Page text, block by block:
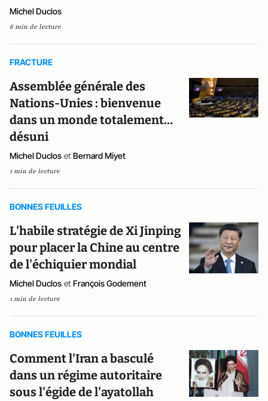
Michel Duclos
6 min de lecture
FRACTURE
Assemblée générale des
Nations-Unies : bienvenue
dans un monde totalement…
désuni
Michel Duclos et Bernard Miyet
1 min de lecture
BONNES FEUILLES
L'habile stratégie de Xi Jinping
pour placer la Chine au centre
de l'échiquier mondial
Michel Duclos et François Godement
1 min de lecture
BONNES FEUILLES
Comment l'Iran a basculé
dans un régime autoritaire
sous l'égide de l'ayatollah